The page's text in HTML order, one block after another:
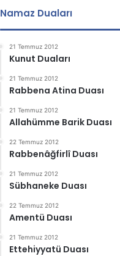
Namaz Duaları
21 Temmuz 2012
Kunut Duaları
21 Temmuz 2012
Rabbena Atina Duası
21 Temmuz 2012
Allahümme Barik Duası
22 Temmuz 2012
Rabbenâğfirlî Duası
21 Temmuz 2012
Sübhaneke Duası
22 Temmuz 2012
Amentü Duası
21 Temmuz 2012
Ettehiyyatü Duası